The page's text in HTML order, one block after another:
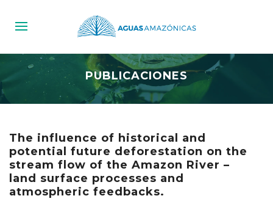
PUBLICACIONES
The influence of historical and
potential future deforestation on the
stream flow of the Amazon River –
land surface processes and
atmospheric feedbacks.